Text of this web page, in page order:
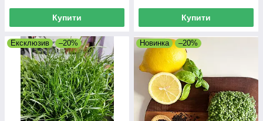
Купити Купити
Ексклюзив –20% Новинка –20%